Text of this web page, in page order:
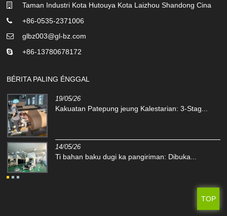
Taman Industri Kota Hutouya Kota Laizhou Shandong Cina
+86-0535-2371006
glbz003@gl-bz.com
+86-13780678172
BÉRITA PALING ÉNGGAL
19/05/26
Kakuatan Patepung jeung Kalestarian: 3-Stag...
14/05/26
Ti bahan baku dugi ka pangiriman: Dibuka...
TOP